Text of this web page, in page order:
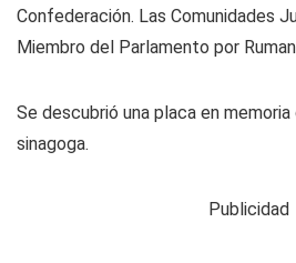
Confederación. Las Comunidades
Miembro del Parlamento por
Se descubrió una placa en
sinagoga.
Publicidad